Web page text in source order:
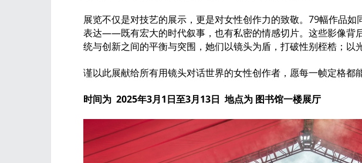
展览不仅是对技艺的展示，更是对女性创作力的致敬。79幅作品
表达——既有宏大的时代叙事，也有私密的情感切片。这些影像背
统与创新之间的平衡与突围，她们以镜头为盾，打破性别桎梏；以
谨以此展献给所有用镜头对话世界的女性创作者，愿每一帧定格都
时间为 2025年3月1日至3月13日 地点为 图书馆一楼展厅